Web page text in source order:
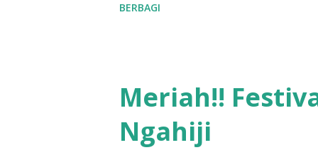
Kecamatan Kramatmulya.
pembangunan yang
BERBAGI
Meriah!!
Ngahiji